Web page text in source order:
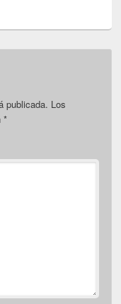
publicada. Los
*